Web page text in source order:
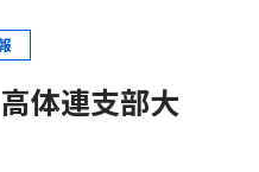
体連支部大